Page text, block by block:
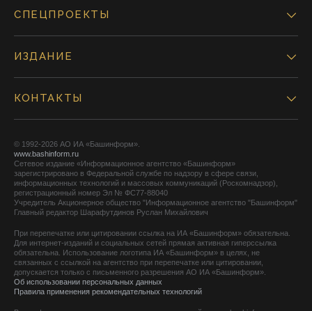
СПЕЦПРОЕКТЫ
ИЗДАНИЕ
КОНТАКТЫ
© 1992-2026 АО ИА «Башинформ».
www.bashinform.ru
Сетевое издание «Информационное агентство «Башинформ»
зарегистрировано в Федеральной службе по надзору в сфере связи,
информационных технологий и массовых коммуникаций (Роскомнадзор),
регистрационный номер Эл № ФС77-88040
Учредитель Акционерное общество "Информационное агентство "Башинформ"
Главный редактор Шарафутдинов Руслан Михайлович
При перепечатке или цитировании ссылка на ИА «Башинформ» обязательна.
Для интернет-изданий и социальных сетей прямая активная гиперссылка
обязательна. Использование логотипа ИА «Башинформ» в целях, не
связанных с ссылкой на агентство при перепечатке или цитировании,
допускается только с письменного разрешения АО ИА «Башинформ».
Об использовании персональных данных
Правила применения рекомендательных технологий